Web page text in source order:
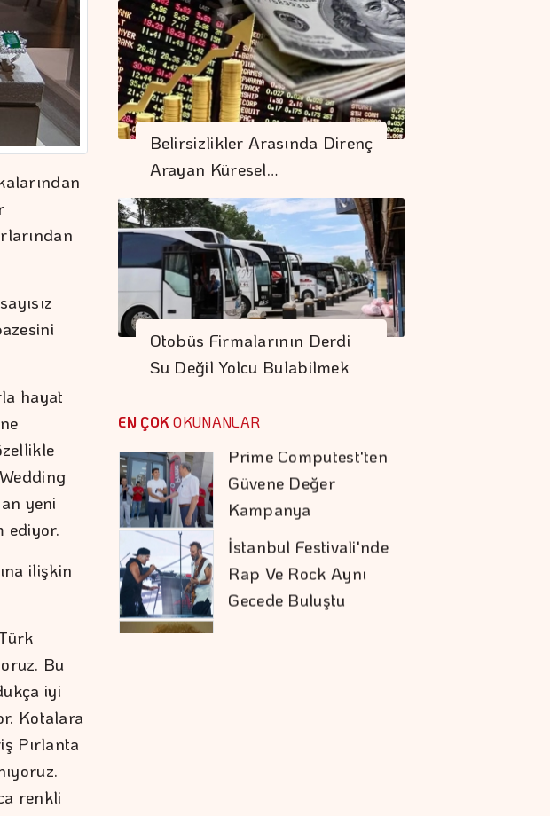
hayat
yeni
ediyor.
ilişkin
Bu
iyi
Kotalara
Pırlanta
renkli
Belirsizlikler Arasında Direnç
Arayan Küresel…
Otobüs Firmalarının Derdi
Su Değil Yolcu Bulabilmek
EN ÇOK OKUNANLAR
Migros Ve
Bakanlık'tan 'çevre
Etiketli' ürünler İçin
Belirsizlikler
Arasında Direnç
Arayan Küresel
Ekonomi
Fıat'ta Avantajlı
Satın Alma Dönemi
Devam Ediyor
Prime Computest'ten
Kampanya
İstanbul Festivali'nde
Rap Ve Rock Aynı
Gecede Buluştu
Eli Türkoğlu'ndan
Hızlı Yükseliş